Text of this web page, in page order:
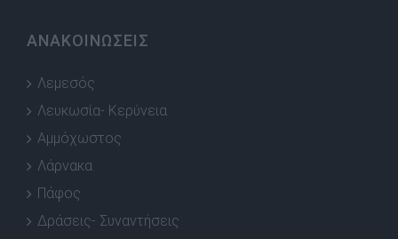
ΑΝΑΚΟΙΝΩΣΕΙΣ
Λεμεσός
Λευκωσία- Κερύνεια
Αμμόχωστος
Λάρνακα
Πάφος
Δράσεις- Συναντήσεις